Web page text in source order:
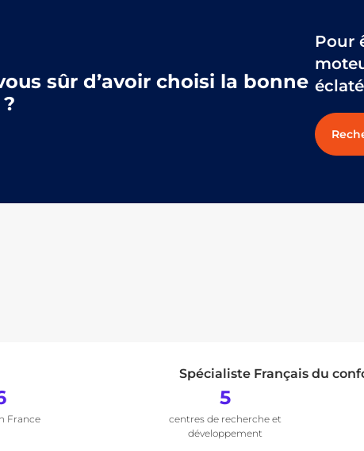
sûr d’avoir choisi la bonne
Pour
Spécialiste Français du
France
5
centres de recherche et
développement